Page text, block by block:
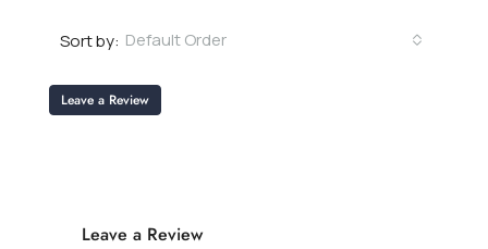
Sort by: Default Order
Leave a Review
Leave a Review